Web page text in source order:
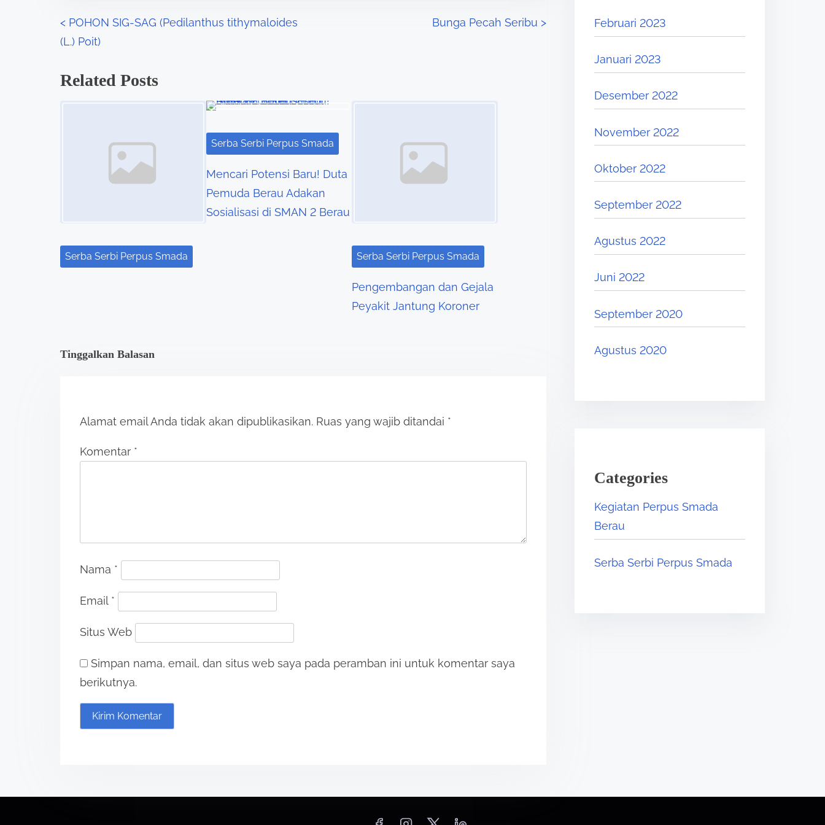
:
P
o
s
g
o
< POHON SIG-SAG (Pedilanthus tithymaloides
(L.) Poit)
Bunga Pecah Seribu >
Related Posts
Serba Serbi Perpus Smada
Serba Serbi Perpus Smada
Mencari Potensi Baru! Duta
Pemuda Berau Adakan
Sosialisasi di SMAN 2 Berau
Serba Serbi Perpus Smada
Pengembangan dan Gejala
Peyakit Jantung Koroner
Tinggalkan Balasan
Alamat email Anda tidak akan dipublikasikan. Ruas yang wajib ditandai *
Komentar *
Nama *
Email *
Situs Web
Simpan nama, email, dan situs web saya pada peramban ini untuk komentar saya
berikutnya.
Februari 2023
Januari 2023
Desember 2022
November 2022
Oktober 2022
September 2022
Agustus 2022
Juni 2022
September 2020
Agustus 2020
Categories
Kegiatan Perpus Smada
Berau
Serba Serbi Perpus Smada